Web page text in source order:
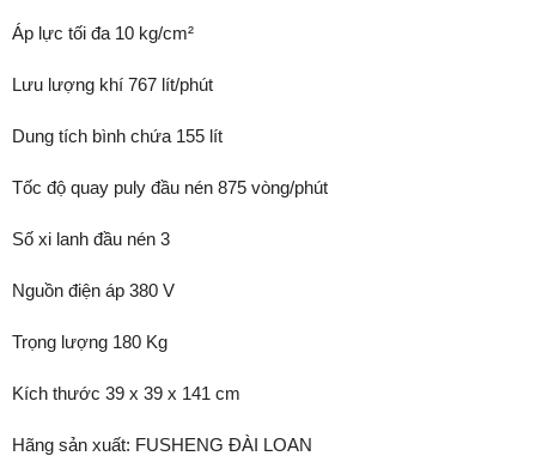
Áp lực tối đa 10 kg/cm²
Lưu lượng khí 767 lít/phút
Dung tích bình chứa 155 lít
Tốc độ quay puly đầu nén 875 vòng/phút
Số xi lanh đầu nén 3
Nguồn điện áp 380 V
Trọng lượng 180 Kg
Kích thước 39 x 39 x 141 cm
Hãng sản xuất: FUSHENG ĐÀI LOAN